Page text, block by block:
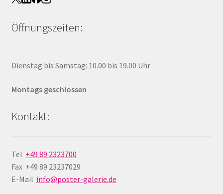
Öffnungszeiten:
Dienstag bis Samstag: 10.00 bis 19.00 Uhr
Montags geschlossen
Kontakt:
Tel +49 89 2323700
Fax +49 89 23237029
E-Mail info@poster-galerie.de